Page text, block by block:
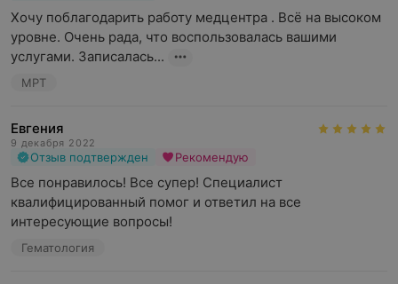
Хочу поблагодарить работу медцентра . Всё на высоком
уровне. Очень рада, что воспользовалась вашими
услугами. Записалась...
МРТ
Евгения
9 декабря 2022
Отзыв подтвержден Рекомендую
Все понравилось! Все супер! Специалист
квалифицированный помог и ответил на все
интересующие вопросы!
Гематология